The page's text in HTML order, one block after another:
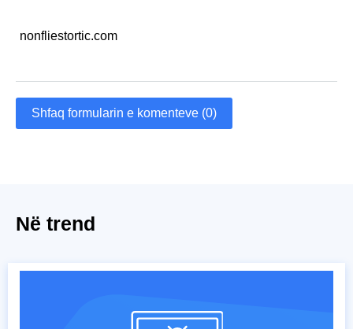
nonfliestortic.com
Shfaq formularin e komenteve (0)
Në trend